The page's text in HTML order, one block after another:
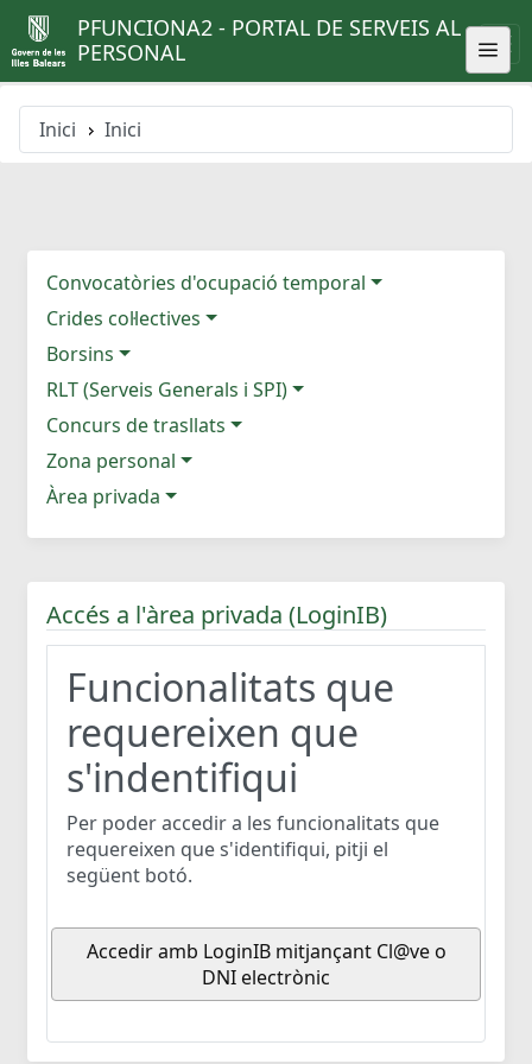
PFUNCIONA2 - PORTAL DE SERVEIS AL
PERSONAL
Inici Inici
Convocatòries d'ocupació temporal
Crides col·lectives
Borsins
RLT (Serveis Generals i SPI)
Concurs de trasllats
Zona personal
Àrea privada
Accés a l'àrea privada (LoginIB)
Funcionalitats que
requereixen que
s'indentifiqui
Per poder accedir a les funcionalitats que
requereixen que s'identifiqui, pitji el
següent botó.
Accedir amb LoginIB mitjançant Cl@ve o
DNI electrònic